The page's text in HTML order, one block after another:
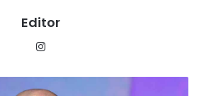
Editor